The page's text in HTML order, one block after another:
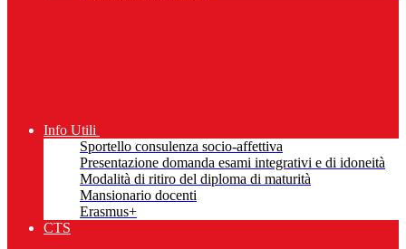
Info Utili
Sportello consulenza socio-affettiva
Presentazione domanda esami integrativi e di idoneità
Modalità di ritiro del diploma di maturità
Mansionario docenti
Erasmus+
CTS